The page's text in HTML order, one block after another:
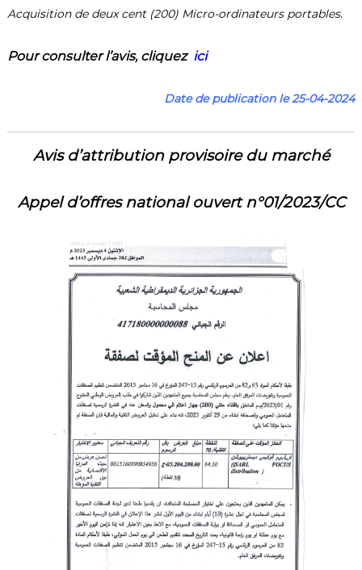
Acquisition de deux cent (200) Micro-ordinateurs portables.
Pour consulter l’avis, cliquez ici
Date de publication le 25-04-2024
Avis d’attribution provisoiredu marché
Appel d’offres national ouvert n°01/2023/CC